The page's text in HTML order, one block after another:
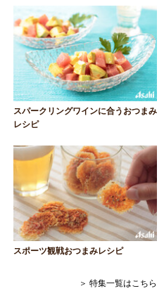
スパークリングワインに合うおつまみ
レシピ
スポーツ観戦おつまみレシピ
＞ 特集一覧はこちら